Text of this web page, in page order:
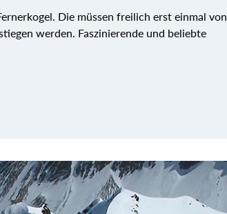
Die müssen freilich erst einmal von
werden. Faszinierende und beliebte